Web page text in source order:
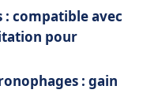
compatible avec
pour
: gain